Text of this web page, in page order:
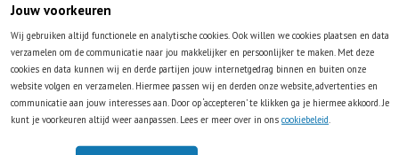
Jouw voorkeuren
Wij gebruiken altijd functionele en analytische cookies. Ook willen we cookies plaatsen en data
verzamelen om de communicatie naar jou makkelijker en persoonlijker te maken. Met deze
cookies en data kunnen wij en derde partijen jouw internetgedrag binnen en buiten onze
website volgen en verzamelen. Hiermee passen wij en derden onze website, advertenties en
communicatie aan jouw interesses aan. Door op ‘accepteren’ te klikken ga je hiermee akkoord. Je
kunt je voorkeuren altijd weer aanpassen. Lees er meer over in ons cookiebeleid
Value is in de aanbieding
09-07-2016
Hendrik Oude Nijhuis
Categorie
Onze visie